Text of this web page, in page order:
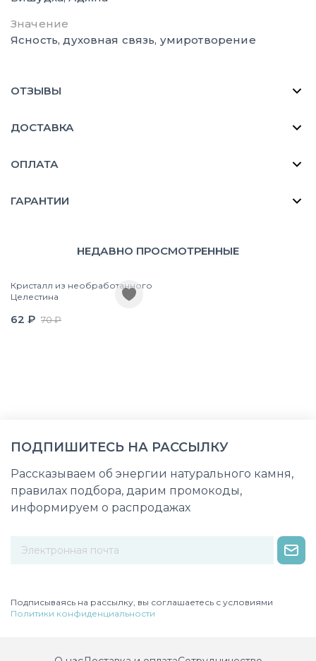
Значение
Ясность, духовная связь, умиротворение
ОТЗЫВЫ
ДОСТАВКА
ОПЛАТА
ГАРАНТИИ
НЕДАВНО ПРОСМОТРЕННЫЕ
Кристалл из необработанного
Целестина
62 ₽ 70 ₽
ПОДПИШИТЕСЬ НА РАССЫЛКУ
Рассказываем об энергии натурального камня,
правилах подбора, дарим промокоды,
информируем о распродажах
Подписываясь на рассылку, вы соглашаетесь с условиями
Политики конфиденциальности